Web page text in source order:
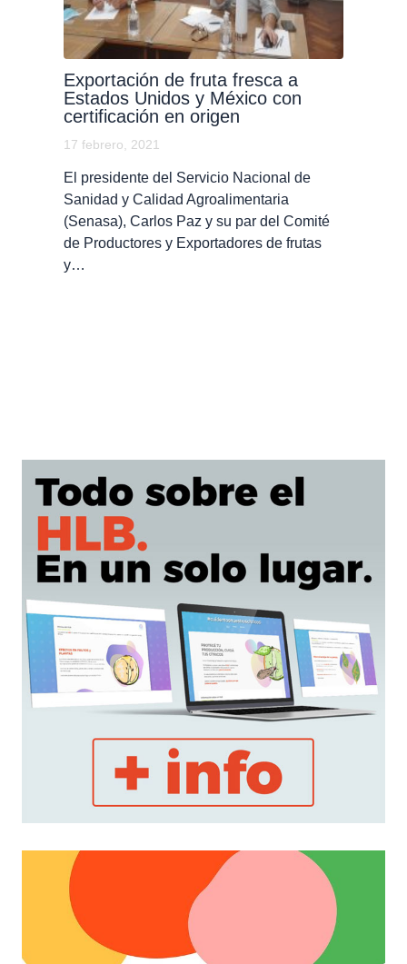
Exportación de fruta fresca a
Estados Unidos y México con
certificación en origen
17 febrero, 2021
El presidente del Servicio Nacional de
Sanidad y Calidad Agroalimentaria
(Senasa), Carlos Paz y su par del Comité
de Productores y Exportadores de frutas
y…